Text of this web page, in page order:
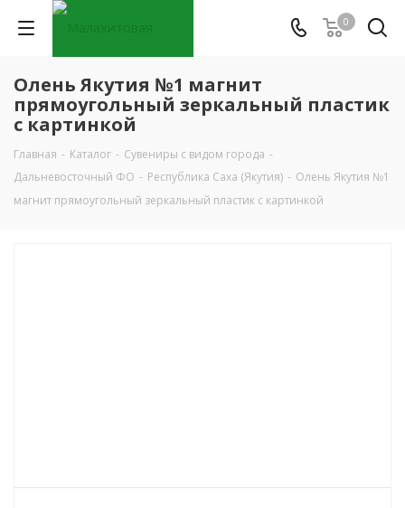
0
Олень Якутия №1 магнит
прямоугольный зеркальный пластик
с картинкой
Главная - Каталог - Сувениры с видом города -
Дальневосточный ФО - Республика Саха (Якутия) - Олень Якутия №1
магнит прямоугольный зеркальный пластик с картинкой